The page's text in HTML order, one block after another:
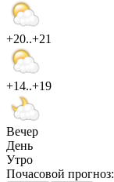
+20..+21
+14..+19
Вечер
День
Утро
Почасовой прогноз: